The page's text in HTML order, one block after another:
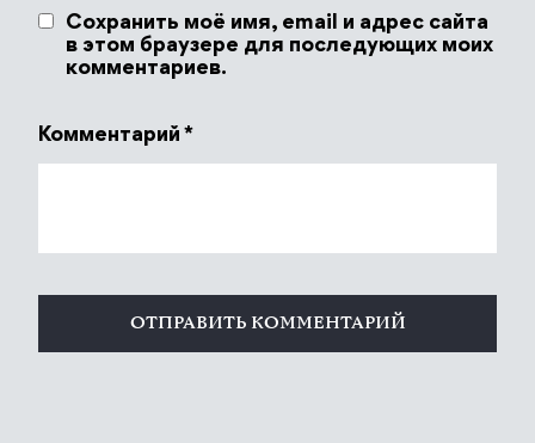
Сохранить моё имя, email и адрес сайта
в этом браузере для последующих моих
комментариев.
Комментарий *